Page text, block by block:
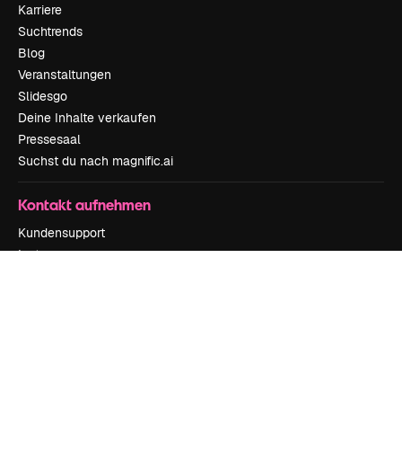
Karriere
Suchtrends
Blog
Veranstaltungen
Slidesgo
Deine Inhalte verkaufen
Pressesaal
Suchst du nach magnific.ai
Kontakt aufnehmen
Kundensupport
Instagram